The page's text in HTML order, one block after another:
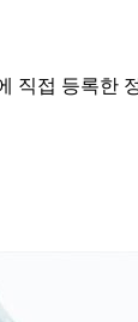
직접 등록한